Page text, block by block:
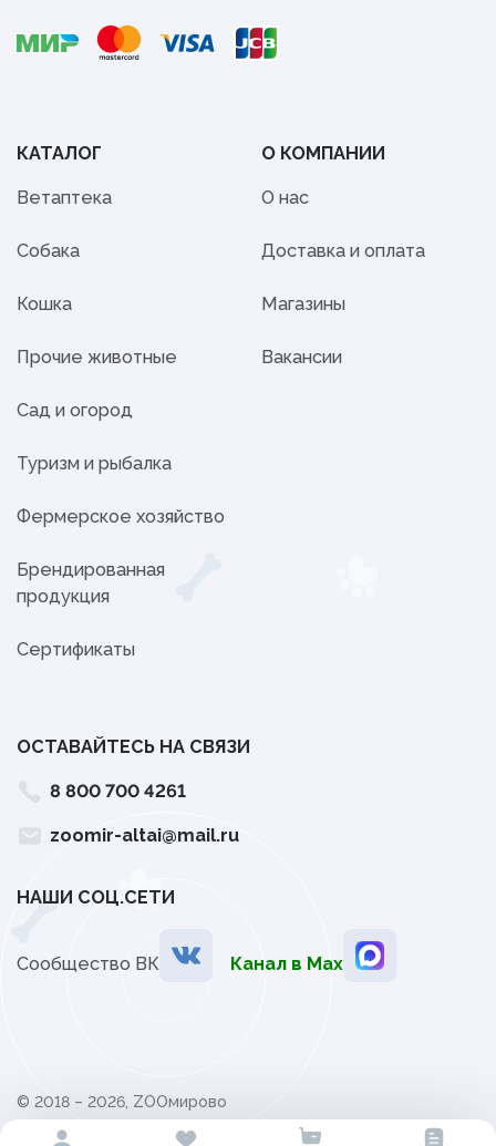
КАТАЛОГ
Ветаптека
Собака
Кошка
Прочие животные
Сад и огород
Туризм и рыбалка
Фермерское хозяйство
Брендированная
продукция
Сертификаты
О КОМПАНИИ
О нас
Доставка и оплата
Магазины
Вакансии
ОСТАВАЙТЕСЬ НА СВЯЗИ
8 800 700 4261
zoomir-altai@mail.ru
НАШИ СОЦ.СЕТИ
Сообщество ВК Канал в Мах
© 2018 – 2026, ZOOмирово